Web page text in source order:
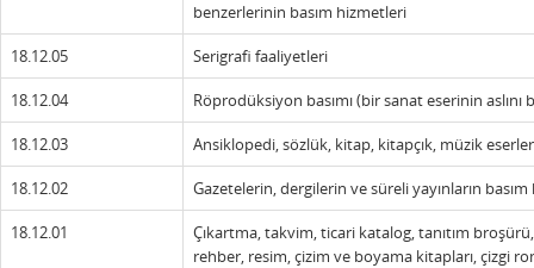
benzerlerinin basım hizmetleri
18.12.05 Serigrafi faaliyetleri
18.12.04 Röprodüksiyon basımı (bir sanat eserinin aslını
18.12.03 Ansiklopedi, sözlük, kitap, kitapçık, müzik
18.12.02 Gazetelerin, dergilerin ve süreli yayınların
18.12.01
Çıkartma, takvim, ticari katalog, tanıtım
rehber, resim, çizim ve boyama kitapları, çizgi